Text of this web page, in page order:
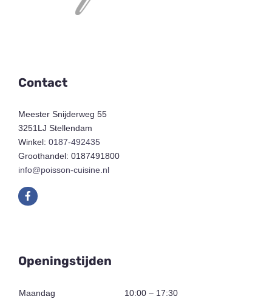
Contact
Meester Snijderweg 55
3251LJ Stellendam
Winkel:0187-492435
Groothandel: 0187491800
info@poisson-cuisine.nl
Openingstijden
Maandag
10:00 – 17:30